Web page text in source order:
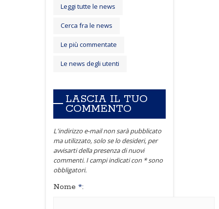
Leggi tutte le news
Cerca fra le news
Le più commentate
Le news degli utenti
LASCIA IL TUO
COMMENTO
L'indirizzo e-mail non sarà pubblicato
ma utilizzato, solo se lo desideri, per
avvisarti della presenza di nuovi
commenti. I campi indicati con * sono
obbligatori.
Nome *: